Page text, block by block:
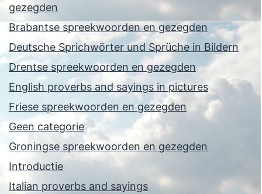
gezegden
Brabantse spreekwoorden en gezegden
Deutsche Sprichwörter und Sprüche in Bildern
Drentse spreekwoorden en gezegden
English proverbs and sayings in pictures
Friese spreekwoorden en gezegden
Geen categorie
Groningse spreekwoorden en gezegden
Introductie
Italian proverbs and sayings